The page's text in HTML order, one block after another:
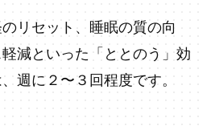
リセット、睡眠の質の向
減といった「ととのう」効
週に２〜３回程度です。